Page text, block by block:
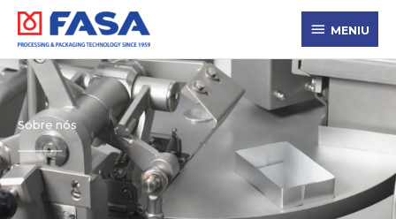
Skip
content
MENIU
MENIU
Sobre nós